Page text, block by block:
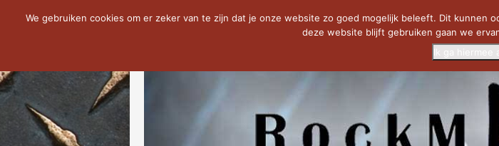
NOW TRENDING: THE VICIOUS HEAD SOCIETY... PRIDE OF LIONS – U...
We gebruiken cookies om er zeker van te zijn dat je onze website zo goed mogelijk beleeft. Dit
deze website blijft gebruiken gaan we
Ik ga hiermee